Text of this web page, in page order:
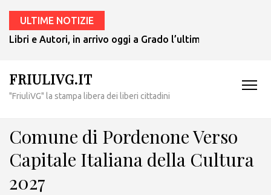
ULTIME NOTIZIE
Libri e Autori, in arrivo oggi a Grado l’ultimo giallo di
FRIULIVG.IT
"FriuliVG" la stampa libera dei liberi cittadini
Comune di Pordenone Verso
Capitale Italiana della Cultura
2027